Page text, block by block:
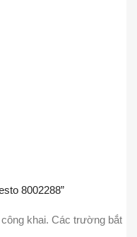
8002288”
khai. Các trường bắt